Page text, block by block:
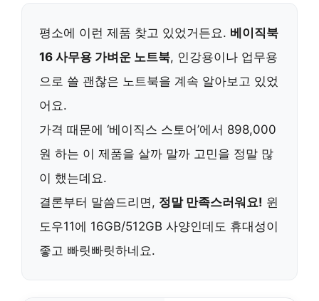
평소에 이런 제품 찾고 있었거든요. 베이직북
16 사무용 가벼운 노트북, 인강용이나 업무용
으로 쓸 괜찮은 노트북을 계속 알아보고 있었
어요.
가격 때문에 ‘베이직스 스토어’에서 898,000
원 하는 이 제품을 살까 말까 고민을 정말 많
이 했는데요.
결론부터 말씀드리면, 정말 만족스러워요! 윈
도우11에 16GB/512GB 사양인데도 휴대성이
좋고 빠릿빠릿하네요.